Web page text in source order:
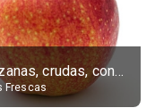
Manzanas, crudas, con piel
Frescas